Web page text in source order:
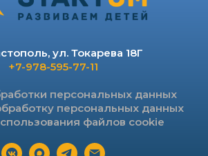
ул. Токарева 18Г
+7-978-595-77-11
персональных данных
персональных данных
файлов cookie